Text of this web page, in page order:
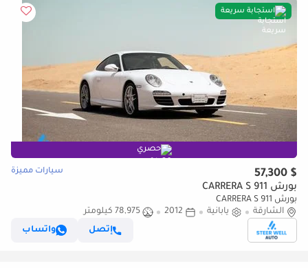
استجابة سريعة
حصري
$ 57,300 سيارات مميزة
بورش 911 CARRERA S
بورش 911 CARRERA S
الشارقة
يابانية 2012
78,975 كيلومتر
إتصل
واتساب